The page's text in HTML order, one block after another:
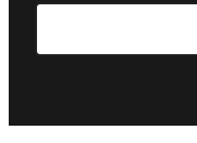
Search